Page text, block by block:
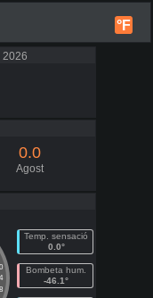
°F
2026
0.0
Agost
Temp. sensació
0.0°
Bombeta hum.
-46.1°